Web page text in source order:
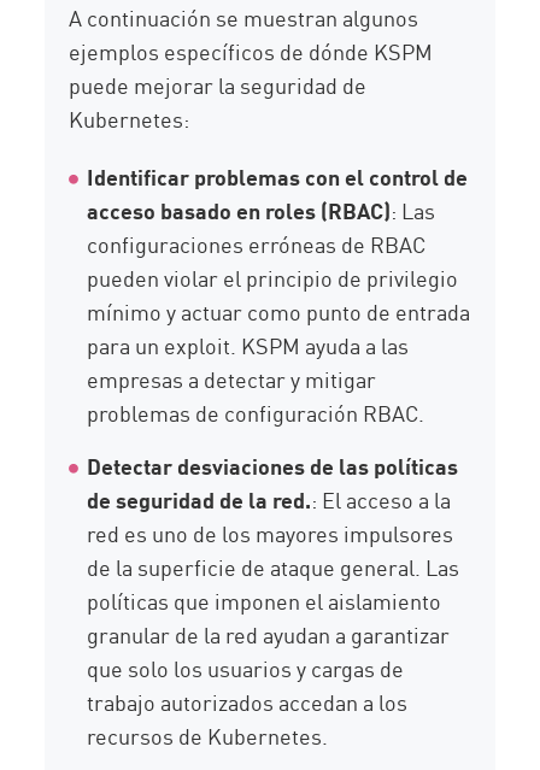
A continuación se muestran algunos
ejemplos específicos de dónde KSPM
puede mejorar la seguridad de
Kubernetes:
Identificar problemas con el control de
acceso basado en roles (RBAC): Las
configuraciones erróneas de RBAC
pueden violar el principio de privilegio
mínimo y actuar como punto de entrada
para un exploit. KSPM ayuda a las
empresas a detectar y mitigar
problemas de configuración RBAC.
Detectar desviaciones de las políticas
de seguridad de la red.: El acceso a la
red es uno de los mayores impulsores
de la superficie de ataque general. Las
políticas que imponen el aislamiento
granular de la red ayudan a garantizar
que solo los usuarios y cargas de
trabajo autorizados accedan a los
recursos de Kubernetes.